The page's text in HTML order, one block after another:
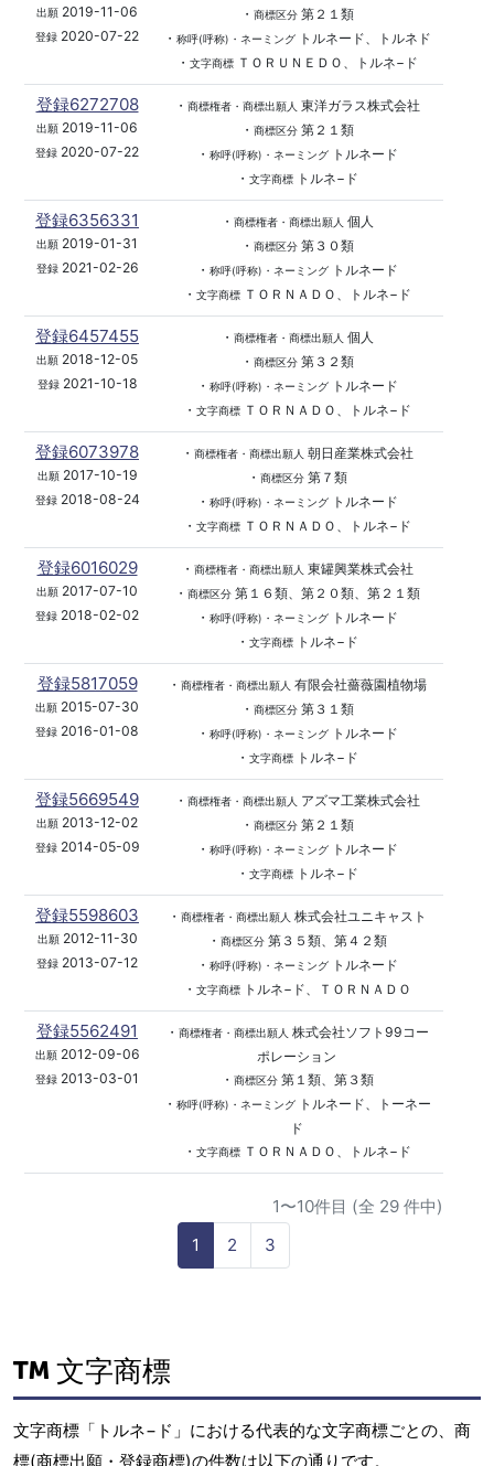
出願 2019-11-06
登録 2020-07-22
・ 商標区分第２１類
・ 称呼(呼称)・ネーミングトルネード、トルネド
・ 文字商標ＴＯＲＵＮＥＤＯ、トルネ−ド
登録6272708
出願 2019-11-06
登録 2020-07-22
・ 商標権者・商標出願人 東洋ガラス株式会社
・ 商標区分第２１類
・ 称呼(呼称)・ネーミングトルネード
・ 文字商標トルネ−ド
登録6356331
出願 2019-01-31
登録2021-02-26
・ 商標権者・商標出願人 個人
・ 商標区分第３０類
・ 称呼(呼称)・ネーミングトルネード
・ 文字商標ＴＯＲＮＡＤＯ、トルネ−ド
登録6457455
出願 2018-12-05
登録2021-10-18
・ 商標権者・商標出願人 個人
・ 商標区分第３２類
・ 称呼(呼称)・ネーミングトルネード
・ 文字商標ＴＯＲＮＡＤＯ、トルネ−ド
登録6073978
出願2017-10-19
登録2018-08-24
・ 商標権者・商標出願人 朝日産業株式会社
・ 商標区分第７類
・ 称呼(呼称)・ネーミングトルネード
・ 文字商標ＴＯＲＮＡＤＯ、トルネ−ド
登録6016029
出願 2017-07-10
登録 2018-02-02
・ 商標権者・商標出願人 東罐興業株式会社
・ 商標区分第１６類、第２０類、第２１類
・ 称呼(呼称)・ネーミングトルネード
・ 文字商標トルネ−ド
登録5817059
出願 2015-07-30
登録 2016-01-08
・ 商標権者・商標出願人 有限会社薔薇園植物場
・ 商標区分第３１類
・ 称呼(呼称)・ネーミングトルネード
・ 文字商標トルネ−ド
登録5669549
出願 2013-12-02
登録2014-05-09
・ 商標権者・商標出願人
アズマ工業株式会社
・ 商標区分第２１類
・ 称呼(呼称)・ネーミングトルネード
・ 文字商標トルネ−ド
登録5598603
出願2012-11-30
登録 2013-07-12
・ 商標権者・商標出願人 株式会社ユニキャスト
・ 商標区分第３５類、第４２類
・ 称呼(呼称)・ネーミングトルネード
・ 文字商標トルネ−ド、ＴＯＲＮＡＤＯ
登録5562491
出願2012-09-06
登録 2013-03-01
・ 商標権者・商標出願人 株式会社ソフト99コー
ポレーション
・ 商標区分第１類、第３類
・ 称呼(呼称)・ネーミングトルネード、トーネー
ド
・ 文字商標ＴＯＲＮＡＤＯ、トルネ−ド
1〜10件目 (全 29 件中)
1
2 3
文字商標
文字商標「トルネ−ド」における代表的な文字商標ごとの、商
標(商標出願・登録商標)の件数は以下の通りです。